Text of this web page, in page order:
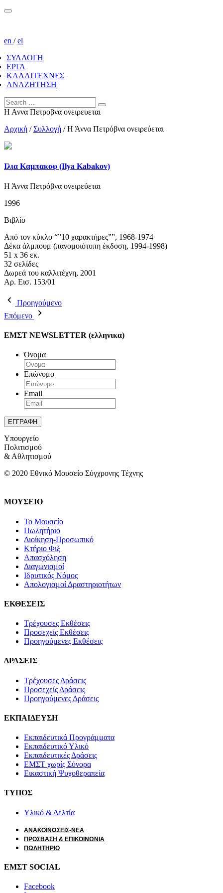
en /el
ΣΥΛΛΟΓΗ
ΕΡΓΑ
ΚΑΛΛΙΤΕΧΝΕΣ
ΑΝΑΖΗΤΗΣΗ
Η Αννα Πετροβνα ονειρευεται
Αρχική /Συλλογή /Η Άννα Πετρόβνα ονειρεύεται
Ιλια Καμπακοφ (Ilya Kabakov)
Η Άννα Πετρόβνα ονειρεύεται
1996
Βιβλίο
Από τον κύκλο “”10 χαρακτήρες””, 1968-1974
Δέκα άλμπουμ (πανομοιότυπη έκδοση, 1994-1998)
51 x 36 εκ.
32 σελίδες
Δωρεά του καλλιτέχνη, 2001
Aρ. Εισ. 153/01
Προηγούμενο
Επόμενο
ΕΜΣΤ NEWSLETTER (ελληνικα)
Όνομα
Επώνυμο
Email
Υπουργείο
Πολιτισμού
& Αθλητισμού
© 2020 Εθνικό Μουσείο Σύγχρονης Τέχνης
ΜΟΥΣΕΙΟ
Το Μουσείο
Πωλητήριο
Διοίκηση-Προσωπικό
Κτήριο Φιξ
Απασχόληση
Διαγωνισμοί
Ιδρυτικός Νόμος
Απολογισμοί Δραστηριοτήτων
ΕΚΘΕΣΕΙΣ
Τρέχουσες Εκθέσεις
Προσεχείς Εκθέσεις
Προηγούμενες Εκθέσεις
ΔΡΑΣΕΙΣ
Τρέχουσες Δράσεις
Προσεχείς Δράσεις
Προηγούμενες Δράσεις
ΕΚΠΑΙΔΕΥΣΗ
Εκπαιδευτικά Προγράμματα
Εκπαιδευτικό Υλικό
Εκπαιδευτικές Δράσεις
ΕΜΣΤ χωρίς Σύνορα
Εικαστική Ψυχοθεραπεία
ΤΥΠΟΣ
Υλικό & Δελτία
ΑΝΑΚΟΙΝΩΣΕΙΣ-ΝΕΑ
ΠΡΟΣΒΑΣΗ & ΕΠΙΚΟΙΝΩΝΙΑ
ΠΩΛΗΤΗΡΙΟ
ΕΜΣΤ SOCIAL
Facebook